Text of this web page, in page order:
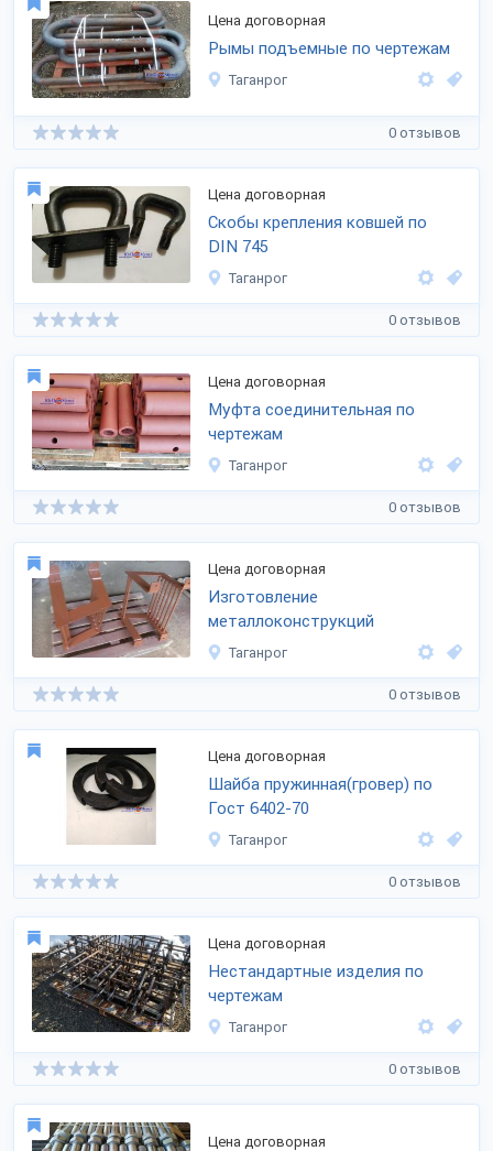
Цена договорная
Рымы подъемные по чертежам
Таганрог
0 отзывов
Цена договорная
Скобы крепления ковшей по
DIN 745
Таганрог
0 отзывов
Цена договорная
Муфта соединительная по
чертежам
Таганрог
0 отзывов
Цена договорная
Изготовление
металлоконструкций
Таганрог
0 отзывов
Цена договорная
Шайба пружинная(гровер) по
Гост 6402-70
Таганрог
0 отзывов
Цена договорная
Нестандартные изделия по
чертежам
Таганрог
0 отзывов
Цена договорная